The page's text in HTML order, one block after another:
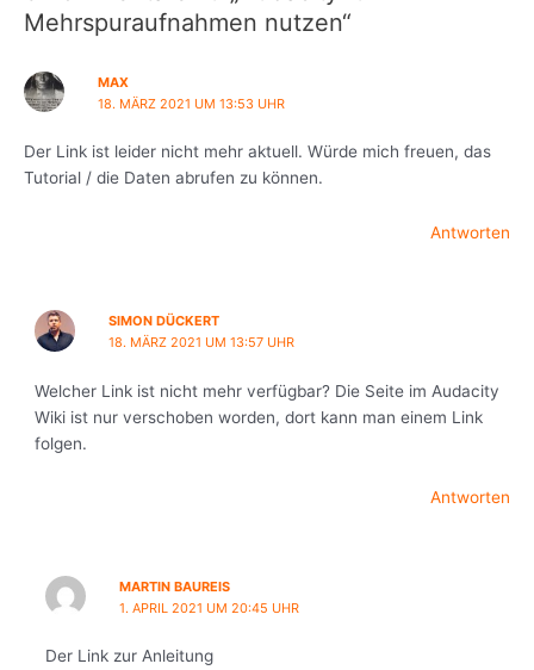
Mehrspuraufnahmen nutzen“
MAX
18. MÄRZ 2021 UM 13:53 UHR
Der Link ist leider nicht mehr aktuell. Würde mich freuen, das
Tutorial / die Daten abrufen zu können.
Antworten
SIMON DÜCKERT
18. MÄRZ 2021 UM 13:57 UHR
Welcher Link ist nicht mehr verfügbar? Die Seite im Audacity
Wiki ist nur verschoben worden, dort kann man einem Link
folgen.
Antworten
MARTIN BAUREIS
1. APRIL 2021 UM 20:45 UHR
Der Link zur Anleitung